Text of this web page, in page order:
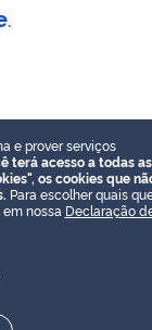
.
e prover serviços
terá acesso a todas as
os cookies que
Para escolher quais
nossa Declaração